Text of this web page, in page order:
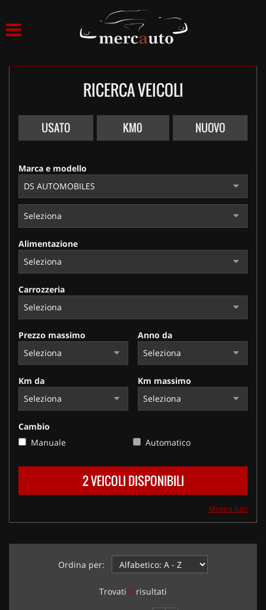
ASSISTENZA
NOLEGGIO LUNGO TERMINE
NOLEGGIO BREVE TERMINE
CONTATTI
RICERCA VEICOLI
USATO KM0 NUOVO
Marca e modello
Alimentazione
Carrozzeria
Prezzo massimo Anno da
Km da Km massimo
Cambio
Manuale
Automatico
2 VEICOLI DISPONIBILI
Mostra tutti
Ordina per:
Trovati 2 risultati